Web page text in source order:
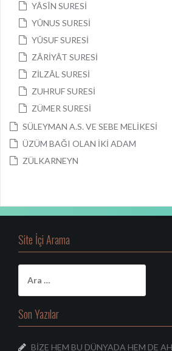
YÂSÎN SURESİ
YÛNUS SURESİ
YÛSUF SURESİ
ZÂRİYÂT SURESİ
ZİLZÂL SURESİ
ZUHRUF SURESİ
ZÜMER SURESİ
SÜLEYMAN A.S. VE SEBE MELİKESİ
ÜZÜM BAĞI OLAN İKİ ADAM
ZÜLKARNEYN
Site İçi Arama
a
m
a
Son Yazılar
BİZE HEM BU DÜNYADA HEM DE